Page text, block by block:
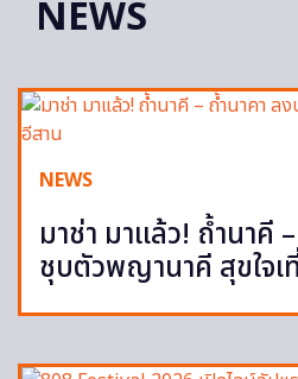
NEWS
NEWS
มาช่า มาแล้ว! ถ้ำนาคี
ชุบตัวพญานาคี สุขใจเ